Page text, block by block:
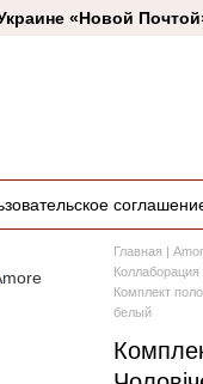
«Новой
Главная |
Комплект
белый